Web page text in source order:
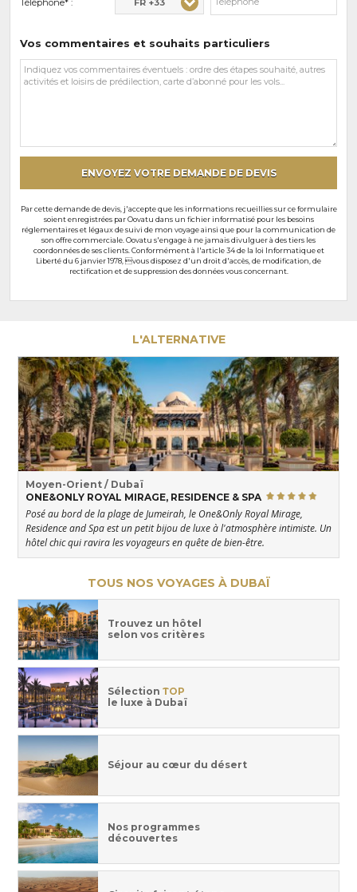
Téléphone* :
Vos commentaires et souhaits particuliers
Vos
commentaires
ENVOYEZ VOTRE DEMANDE DE DEVIS
Par cette demande de devis, j'accepte que les informations recueillies sur ce formulaire
soient enregistrées par Oovatu dans un fichier informatisé pour les besoins
réglementaires et légaux de suivi de mon voyage ainsi que pour la communication de
son offre commerciale. Oovatu s'engage à ne jamais divulguer à des tiers les
coordonnées de ses clients. Conformément à l'article 34 de la loi Informatique et
Liberté du 6 janvier 1978, vous disposez d'un droit d'accès, de modification, de
rectification et de suppression des données vous concernant.
L'ALTERNATIVE
Moyen-Orient / Dubaï
ONE&ONLY ROYAL MIRAGE, RESIDENCE & SPA
Posé au bord de la plage de Jumeirah, le One&Only Royal Mirage,
Residence and Spa est un petit bijou de luxe à l'atmosphère intimiste. Un
hôtel chic qui ravira les voyageurs en quête de bien-être.
TOUS NOS VOYAGES À DUBAÏ
Trouvez un hôtel
selon vos critères
Sélection TOP
le luxe à Dubaï
Séjour au cœur du désert
Nos programmes
découvertes